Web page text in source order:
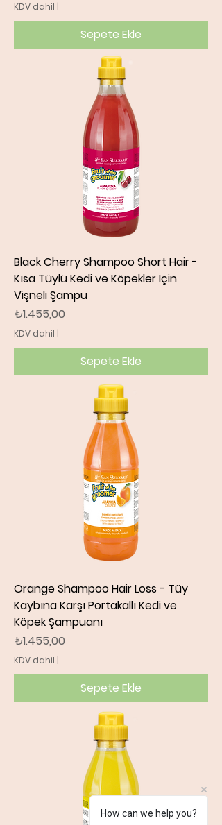
KDV dahil |
Sepete Ekle
Black Cherry Shampoo Short Hair -
Kısa Tüylü Kedi ve Köpekler İçin
Vişneli Şampu
Fiyat
₺1.455,00
KDV dahil |
Sepete Ekle
Orange Shampoo Hair Loss - Tüy
Kaybına Karşı Portakallı Kedi ve
Köpek Şampuanı
Fiyat
₺1.455,00
KDV dahil |
Sepete Ekle
How can we help you?